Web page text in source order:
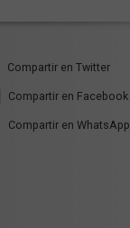
Compartir en Twitter
Compartir en Facebook
Compartir en WhatsApp